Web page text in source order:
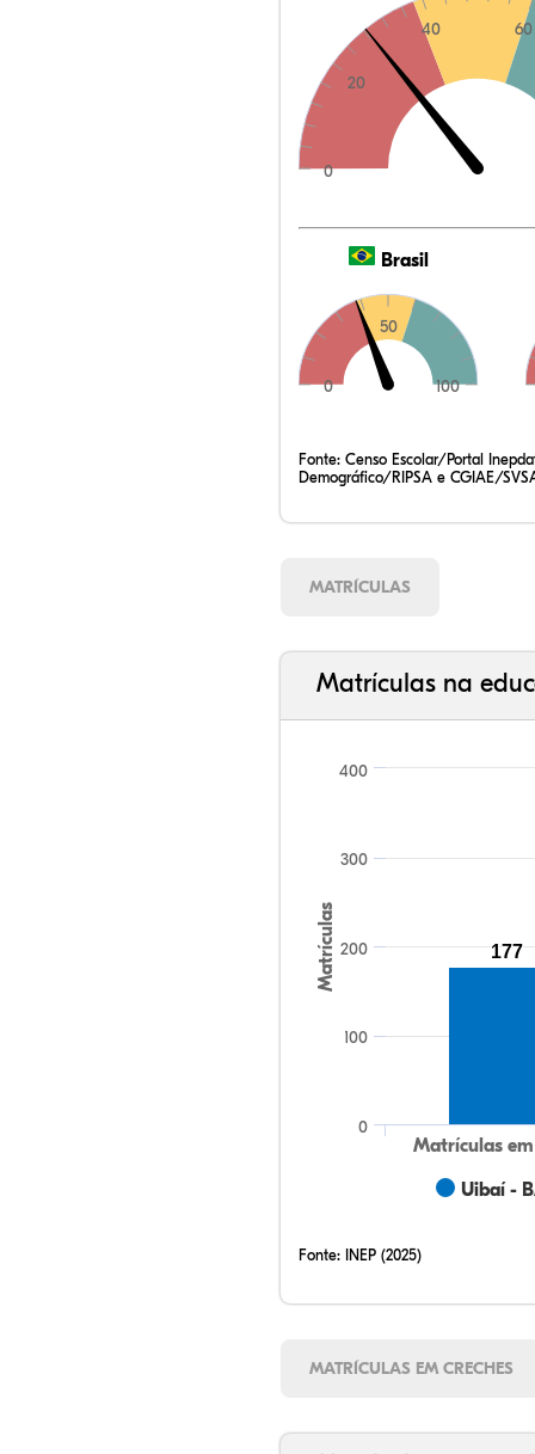
0
20
40 60
Brasil
0
50
100
Fonte: Censo Escolar/Portal
Demográfico/RIPSA e CGIAE/
MATRÍCULAS
Matrículas na
Matrículas
Uibaí -
Matrículas em
0
100
200
300
400
177
Fonte: INEP (2025)
MATRÍCULAS EM CRECHES